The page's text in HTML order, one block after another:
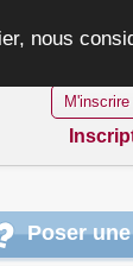
nous
M'inscrire
Poser